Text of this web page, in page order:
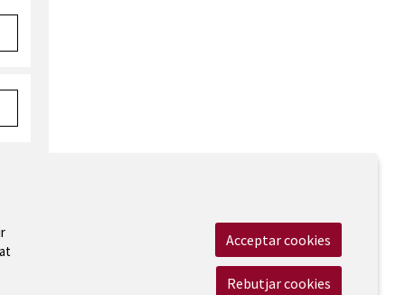
Accessibilitat
Acceptar cookies
Rebutjar cookies